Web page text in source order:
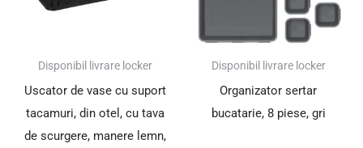
Disponibil livrare locker
Uscator de vase cu suport
tacamuri, din otel, cu tava
de scurgere, manere lemn,
Disponibil livrare locker
Organizator sertar
bucatarie, 8 piese, gri